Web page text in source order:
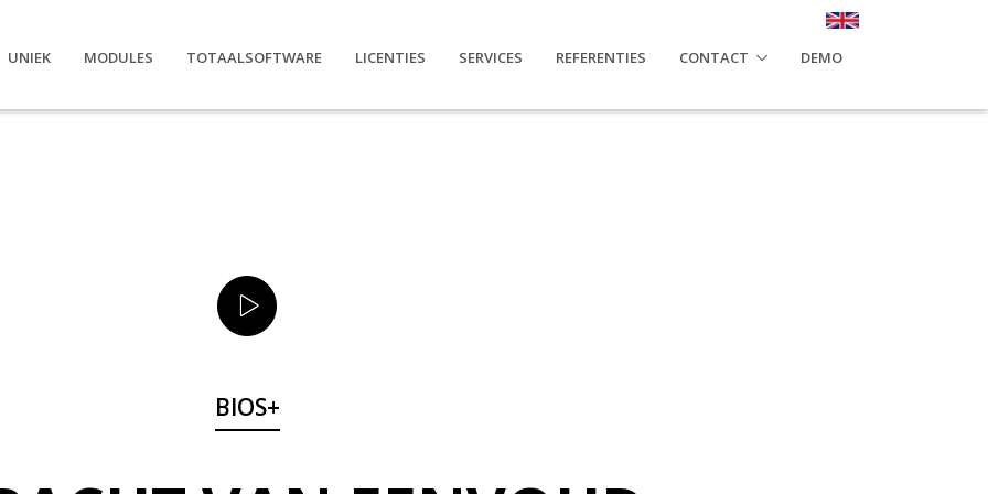
UNIEK MODULES TOTAALSOFTWARE LICENTIES SERVICES REFERENTIES CONTACT DEMO
BIOS+